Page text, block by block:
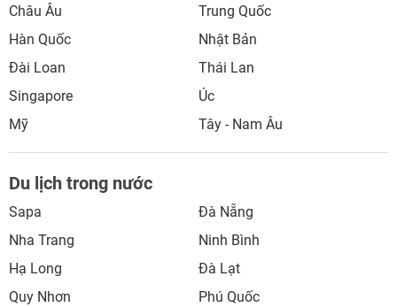
Châu Âu
Trung Quốc
Hàn Quốc
Nhật Bản
Đài Loan
Thái Lan
Singapore
Úc
Mỹ
Tây - Nam Âu
Du lịch trong nước
Sapa
Đà Nẵng
Nha Trang
Ninh Bình
Hạ Long
Đà Lạt
Quy Nhơn
Phú Quốc